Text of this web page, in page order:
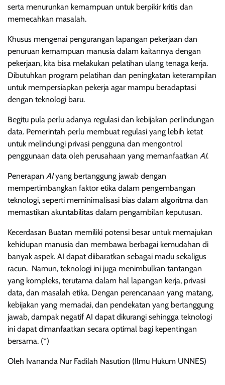
serta menurunkan kemampuan untuk berpikir kritis dan
memecahkan masalah.
Khusus mengenai pengurangan lapangan pekerjaan dan
penuruan kemampuan manusia dalam kaitannya dengan
pekerjaan, kita bisa melakukan pelatihan ulang tenaga kerja.
Dibutuhkan program pelatihan dan peningkatan keterampilan
untuk mempersiapkan pekerja agar mampu beradaptasi
dengan teknologi baru.
Begitu pula perlu adanya regulasi dan kebijakan perlindungan
data. Pemerintah perlu membuat regulasi yang lebih ketat
untuk melindungi privasi pengguna dan mengontrol
penggunaan data oleh perusahaan yang memanfaatkan AI.
Penerapan AIyang bertanggung jawab dengan
mempertimbangkan faktor etika dalam pengembangan
teknologi, seperti meminimalisasi bias dalam algoritma dan
memastikan akuntabilitas dalam pengambilan keputusan.
Kecerdasan Buatan memiliki potensi besar untuk memajukan
kehidupan manusia dan membawa berbagai kemudahan di
banyak aspek. AI dapat diibaratkan sebagai madu sekaligus
racun. Namun, teknologi ini juga menimbulkan tantangan
yang kompleks, terutama dalam hal lapangan kerja, privasi
data, dan masalah etika. Dengan perencanaan yang matang,
kebijakan yang memadai, dan pendekatan yang bertanggung
jawab, dampak negatif AI dapat dikurangi sehingga teknologi
ini dapat dimanfaatkan secara optimal bagi kepentingan
bersama. (*)
Oleh Ivananda Nur Fadilah Nasution (Ilmu Hukum UNNES)